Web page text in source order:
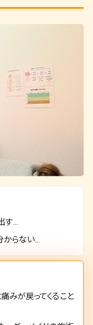
…
らない…
みが戻ってくること